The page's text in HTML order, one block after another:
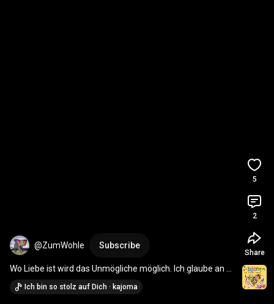
@ZumWohle Subscribe
Wo Liebe ist wird das Unmögliche möglich. Ich glaube an
Wunder. 🥰❤️💕❤️‍🩹
Ich bin so stolz auf Dich · kajoma
5
2
Share